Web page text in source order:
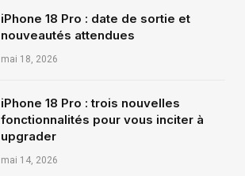
iPhone 18 Pro : date de sortie et
nouveautés attendues
mai 18, 2026
iPhone 18 Pro : trois nouvelles
fonctionnalités pour vous inciter à
upgrader
mai 14, 2026